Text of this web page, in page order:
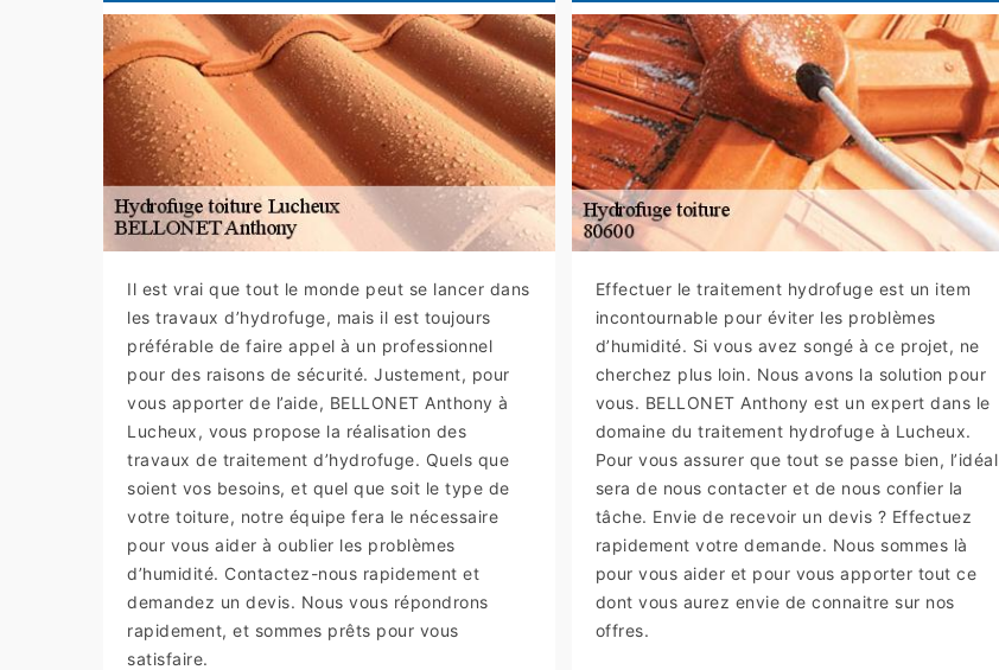
Il est vrai que tout le monde peut se lancer dans
les travaux d’hydrofuge, mais il est toujours
préférable de faire appel à un professionnel
pour des raisons de sécurité. Justement, pour
vous apporter de l’aide, BELLONET Anthony à
Lucheux, vous propose la réalisation des
travaux de traitement d’hydrofuge. Quels que
soient vos besoins, et quel que soit le type de
votre toiture, notre équipe fera le nécessaire
pour vous aider à oublier les problèmes
d’humidité. Contactez-nous rapidement et
demandez un devis. Nous vous répondrons
rapidement, et sommes prêts pour vous
satisfaire.
Effectuer le traitement hydrofuge est un item
incontournable pour éviter les problèmes
d’humidité. Si vous avez songé à ce projet, ne
cherchez plus loin. Nous avons la solution pour
vous. BELLONET Anthony est un expert dans le
domaine du traitement hydrofuge à Lucheux.
Pour vous assurer que tout se passe bien, l’idéal
sera de nous contacter et de nous confier la
tâche. Envie de recevoir un devis ? Effectuez
rapidement votre demande. Nous sommes là
pour vous aider et pour vous apporter tout ce
dont vous aurez envie de connaitre sur nos
offres.